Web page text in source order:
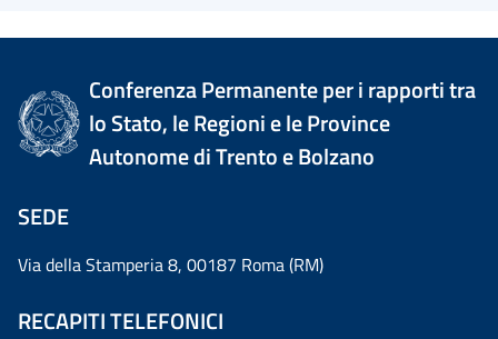
Conferenza Permanente per i rapporti tra
lo Stato, le Regioni e le Province
Autonome di Trento e Bolzano
SEDE
Via della Stamperia 8, 00187 Roma (RM)
RECAPITI TELEFONICI